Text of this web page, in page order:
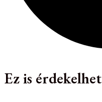
Ez is érdekelhet